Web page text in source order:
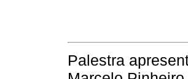
Palestra